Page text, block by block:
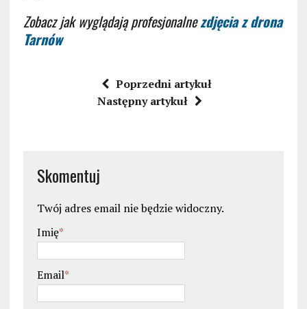
Zobacz jak wyglądają profesjonalnezdjęcia z drona
Tarnów
Poprzedni artykuł
Następny artykuł
Skomentuj
Twój adres email nie będzie widoczny.
Imię*
Email*